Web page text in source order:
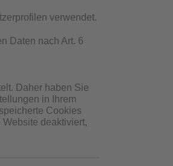
verwendet.
Daten nach Art. 6
Daher haben Sie
in Ihrem
Cookies
deaktiviert,